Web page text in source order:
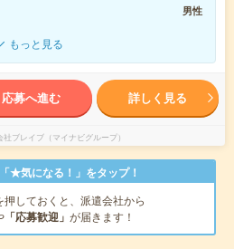
男性
もっと見る
応募へ進む 詳しく見る
社ブレイブ（マイナビグループ）
★気になる！」をタップ！
押しておくと、派遣会社から
「応募歓迎」 が届きます！